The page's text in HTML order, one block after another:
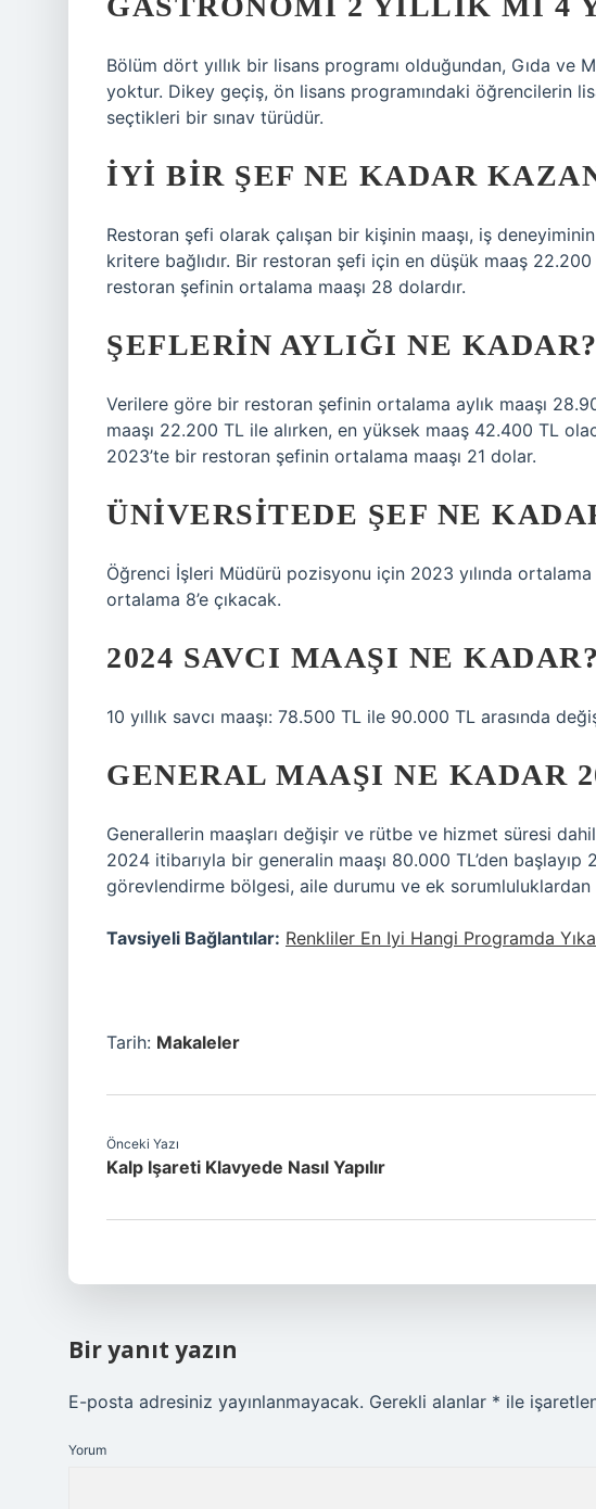
Bölüm dört yıllık bir lisans programı olduğundan, Gıda ve
yoktur. Dikey geçiş, ön lisans programındaki öğrencilerin
seçtikleri bir sınav türüdür.
İYI BIR ŞEF NE KADAR
Restoran şefi olarak çalışan bir kişinin maaşı, iş
kritere bağlıdır. Bir restoran şefi için en düşük maaş
restoran şefinin ortalama maaşı 28 dolardır.
ŞEFLERIN AYLIĞI NE KADAR?
Verilere göre bir restoran şefinin ortalama aylık maaşı
maaşı 22.200 TL ile alırken, en yüksek maaş 42.400 TL
2023’te bir restoran şefinin ortalama maaşı 21 dolar.
ÜNIVERSITEDE ŞEF NE
Öğrenci İşleri Müdürü pozisyonu için 2023 yılında ortalama
ortalama 8’e çıkacak.
2024 SAVCI MAAŞI NE KADAR?
10 yıllık savcı maaşı: 78.500 TL ile 90.000 TL arasında
GENERAL MAAŞI NE KADAR
Generallerin maaşları değişir ve rütbe ve hizmet süresi
2024 itibarıyla bir generalin maaşı 80.000 TL’den başlayıp
görevlendirme bölgesi, aile durumu ve ek sorumluluklardan
Tavsiyeli Bağlantılar: Renkliler En Iyi Hangi Programda
Tarih: Makaleler
Önceki Yazı
Kalp Işareti Klavyede Nasıl Yapılır
Bir yanıt yazın
E-posta adresiniz yayınlanmayacak. Gerekli alanlar * ile
Yorum